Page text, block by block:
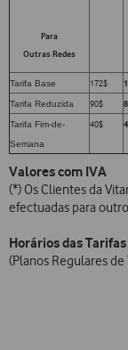
Para
Outras Redes
Tarifa Base 172$
Tarifa Reduzida 90$
Tarifa Fim-de-
Semana
40$
Valores com IVA
(*) Os Clientes da
efectuadas para
Horários das Tarifas
(Planos Regulares de